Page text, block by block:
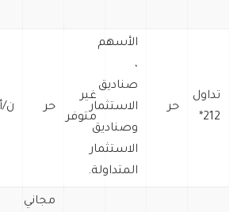
تداول
212*
حر
الأسهم
،
صناديق
الاستثمار
وصناديق
الاستثمار
المتداولة.
غير
متوفر
حر ن/أ
مجاني